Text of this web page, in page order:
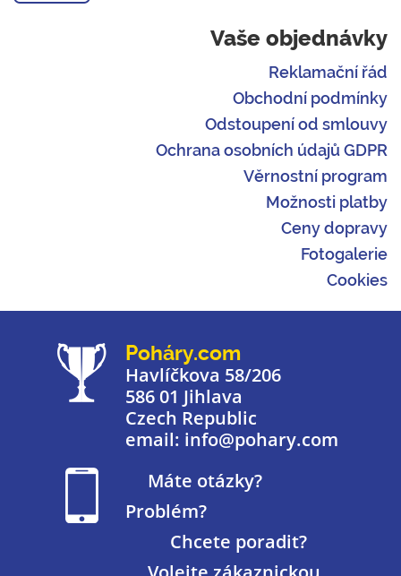
Vaše objednávky
Reklamační řád
Obchodní podmínky
Odstoupení od smlouvy
Ochrana osobních údajů GDPR
Věrnostní program
Možnosti platby
Ceny dopravy
Fotogalerie
Cookies
Poháry.com
Havlíčkova 58/206
586 01 Jihlava
Czech Republic
email: info@pohary.com
Máte otázky?
Problém?
Chcete poradit?